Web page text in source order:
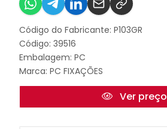
Código do Fabricante: P103GR
Código: 39516
Embalagem: PC
Marca: PC FIXAÇÕES
Ver preço